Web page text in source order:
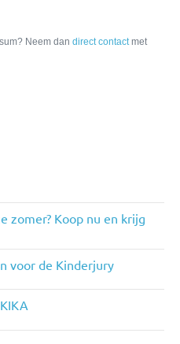
Neem dan direct contactmet
zomer? Koop nu en krijg
voor de Kinderjury